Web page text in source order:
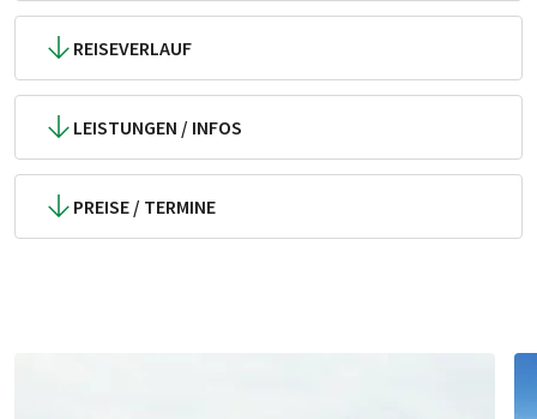
REISEVERLAUF
LEISTUNGEN / INFOS
PREISE / TERMINE